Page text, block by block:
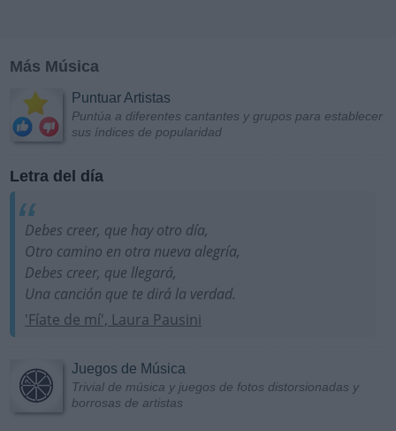
Más Música
Puntuar Artistas
Puntúa a diferentes cantantes y grupos para establecer
sus índices de popularidad
Letra del día
Debes creer, que hay otro día,
Otro camino en otra nueva alegría,
Debes creer, que llegará,
Una canción que te dirá la verdad.
'Fíate de mí', Laura Pausini
Juegos de Música
Trivial de música y juegos de fotos distorsionadas y
borrosas de artistas